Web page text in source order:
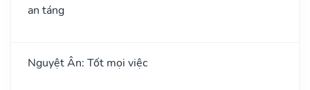
an táng
Nguyệt Ân: Tốt mọi việc